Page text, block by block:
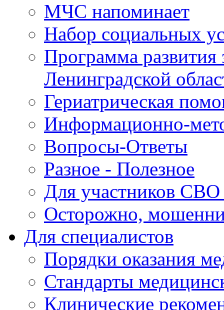
МЧС напоминает
Набор социальных
Программа развития
Ленинградской
Гериатрическая
Информационно-
Вопросы-Ответы
Разное - Полезное
Для участников СВО
Осторожно,
Для специалистов
Порядки оказания
Стандарты
Клинические